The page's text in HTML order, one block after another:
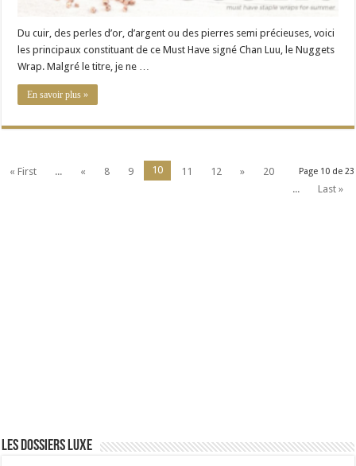
Du cuir, des perles d’or, d’argent ou des pierres semi précieuses, voici
les principaux constituant de ce Must Have signé Chan Luu, le Nuggets
Wrap. Malgré le titre, je ne …
En savoir plus »
Page 10 de 23
« First ... « 8 9 10 11 12 »
20
...
Last »
Les dossiers luxe